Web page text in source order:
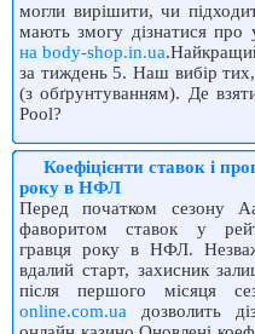
могли вирішити, чи
мають змогу дізнатися про
на body-shop.in.ua
за тиждень 5. Наш вибір
(з обґрунтуванням). Де
Pool?
Коефіцієнти ставок і
року в НФЛ
Перед початком сезону
фаворитом ставок у
гравця року в НФЛ.
вдалий старт, захисник
після першого місяця
online.com.ua дозволить